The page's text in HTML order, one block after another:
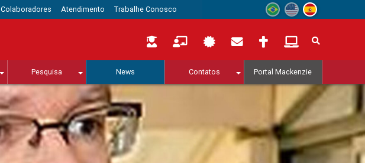
Colaboradores Atendimento Trabalhe Conosco
Pesquisa News Contatos Portal Mackenzie